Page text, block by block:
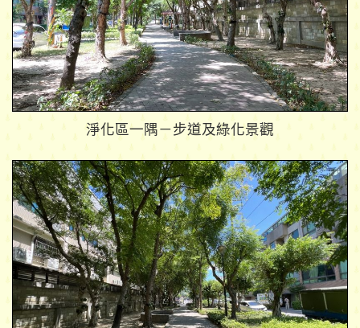
淨化區一隅－步道及綠化景觀